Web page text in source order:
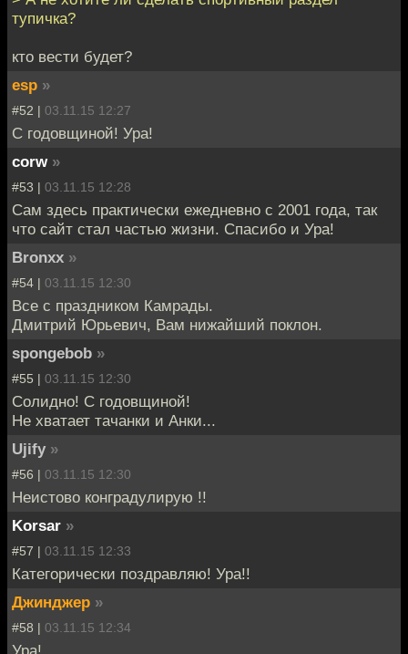
тупичка?
кто вести будет?
esp »
#52 | 03.11.15 12:27
С годовщиной! Ура!
corw »
#53 | 03.11.15 12:28
Сам здесь практически ежедневно с 2001 года, так
что сайт стал частью жизни. Спасибо и Ура!
Bronxx »
#54 | 03.11.15 12:30
Все с праздником Камрады.
Дмитрий Юрьевич, Вам нижайший поклон.
spongebob »
#55 | 03.11.15 12:30
Солидно! С годовщиной!
Не хватает тачанки и Анки...
Ujify »
#56 | 03.11.15 12:30
Неистово конградулирую !!
Korsar »
#57 | 03.11.15 12:33
Категорически поздравляю! Ура!!
Джинджер »
#58 | 03.11.15 12:34